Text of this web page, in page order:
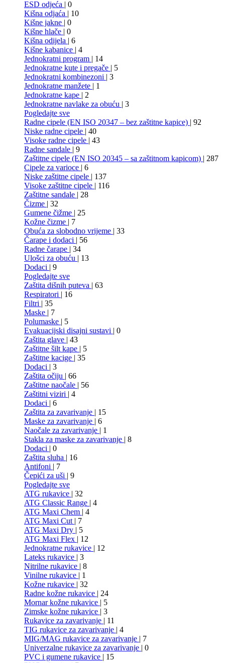
ESD odjeća | 0
Kišna odjaća | 10
Kišne jakne | 0
Kišne hlače | 0
Kišna odijela | 6
Kišne kabanice | 4
Jednokratni program | 14
Jednokratne kute i pregače | 5
Jednokratni kombinezoni | 3
Jednokratne manžete | 1
Jednokratne kape | 2
Jednokratne navlake za obuću | 3
Pogledajte sve
Radne cipele (EN ISO 20347 – bez zaštitne kapice) | 92
Niske radne cipele | 40
Visoke radne cipele | 43
Radne sandale | 9
Zaštitne cipele (EN ISO 20345 – sa zaštitnom kapicom) | 287
Cipele za varioce | 6
Niske zaštitne cipele | 137
Visoke zaštitne cipele | 116
Zaštitne sandale | 28
Čizme | 32
Gumene čižme | 25
Kožne čizme | 7
Obuća za slobodno vrijeme | 33
Čarape i dodaci | 56
Radne čarape | 34
Ulošci za obuću | 13
Dodaci | 9
Pogledajte sve
Zaštita dišnih puteva | 63
Respiratori | 16
Filtri | 35
Maske | 7
Polumaske | 5
Evakuacijski disajni sustavi | 0
Zaštita glave | 43
Zaštitne šilt kape | 5
Zaštitne kacige | 35
Dodaci | 3
Zaštita očiju | 66
Zaštitne naočale | 56
Zaštitni viziri | 4
Dodaci | 6
Zaštita za zavarivanje | 15
Maske za zavarivanje | 6
Naočale za zavarivanje | 1
Stakla za maske za zavarivanje | 8
Dodaci | 0
Zaštita sluha | 16
Antifoni | 7
Čepići za uši | 9
Pogledajte sve
ATG rukavice | 32
ATG Classic Range | 4
ATG Maxi Chem | 4
ATG Maxi Cut | 7
ATG Maxi Dry | 5
ATG Maxi Flex | 12
Jednokratne rukavice | 12
Lateks rukavice | 3
Nitrilne rukavice | 8
Vinilne rukavice | 1
Kožne rukavice | 32
Radne kožne rukavice | 24
Mornar kožne rukavice | 5
Zimske kožne rukavice | 3
Rukavice za zavarivanje | 11
TIG rukavice za zavarivanje | 4
MIG/MAG rukavice za zavarivanje | 7
Univerzalne rukavice za zavarivanje | 0
PVC i gumene rukavice | 15